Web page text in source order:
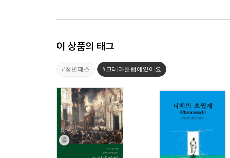
이 상품의 태그
#청년패스 #크레마클럽에있어요